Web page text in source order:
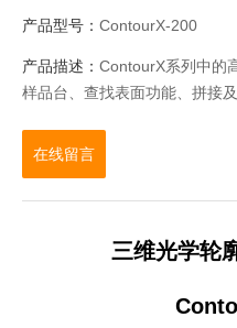
产品型号： ContourX-200
产品描述： ContourX系列中的
样品台、查找表面功能、拼接
在线留言
三维光学轮